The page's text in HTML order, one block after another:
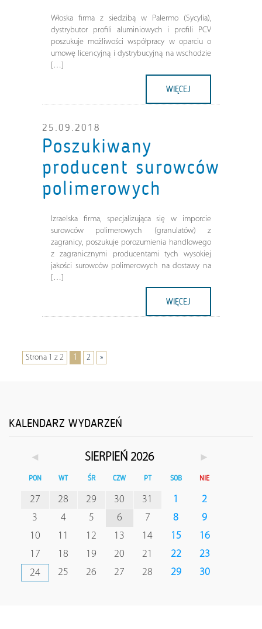
Włoska firma z siedzibą w Palermo (Sycylia),
dystrybutor profili aluminiowych i profili PCV
poszukuje możliwości współpracy w oparciu o
umowę licencyjną i dystrybucyjną na wschodzie
[…]
WIĘCEJ
25.09.2018
Poszukiwany
producent surowców
polimerowych
Izraelska firma, specjalizująca się w imporcie
surowców polimerowych (granulatów) z
zagranicy, poszukuje porozumienia handlowego
z zagranicznymi producentami tych wysokiej
jakości surowców polimerowych na dostawy na
[…]
WIĘCEJ
Strona 1 z 2 1 2 »
KALENDARZ WYDARZEŃ
◄ SIERPIEŃ 2026 ►
PON WT ŚR CZW PT SOB NIE
27 28 29 30 31 1
2
3
4 5 6 7 8
9
10
11 12 13 14 15
16
17
18 19 20 21 22
23
24
25 26 27 28 29 30